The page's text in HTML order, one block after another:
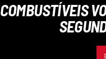
COMBUSTÍVEIS